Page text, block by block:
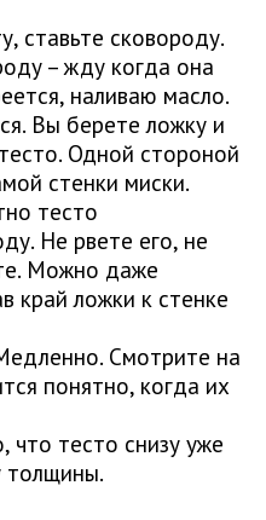
ставьте сковороду.
– жду когда она
наливаю масло.
Вы берете ложку и
Одной стороной
стенки миски.
тесто
Не рвете его, не
Можно даже
край ложки к стенке
Смотрите на
понятно, когда их
тесто снизу уже
толщины.